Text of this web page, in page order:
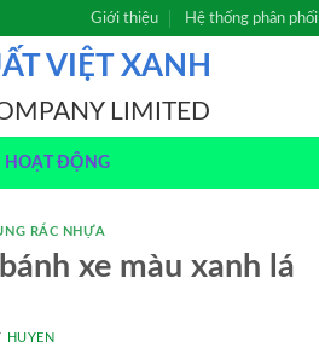
Giới thiệu Hệ thống phân phối
VIỆT XANH
LIMITED
HOẠT ĐỘNG
RÁC NHỰA
xe màu xanh lá
HUYEN